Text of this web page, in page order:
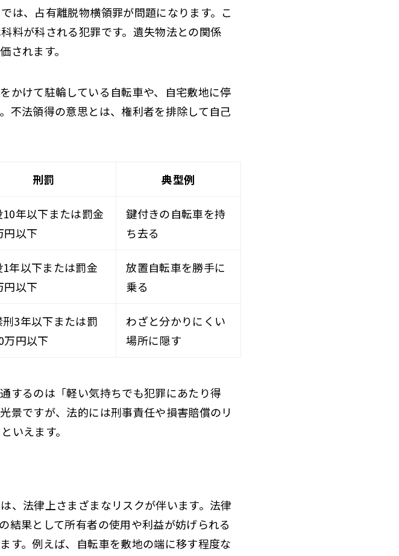
は、占有離脱物横領罪が問題になります。こ
料が科される犯罪です。遺失物法との関係
されます。
かけて駐輪している自転車や、自宅敷地に停
不法領得の意思とは、権利者を排除して自己
刑罰 典型例
10年以下または罰金
円以下
鍵付きの自転車を持
ち去る
1年以下または罰金
円以下
放置自転車を勝手に
乗る
3年以下または罰
万円以下
わざと分かりにくい
場所に隠す
するのは「軽い気持ちでも犯罪にあたり得
景ですが、法的には刑事責任や損害賠償のリ
いえます。
、法律上さまざまなリスクが伴います。法律
結果として所有者の使用や利益が妨げられる
す。例えば、自転車を敷地の端に移す程度な